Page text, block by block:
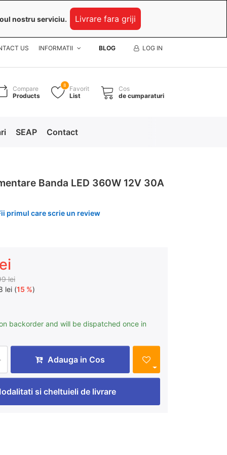
nostru serviciu. Livrare fara griji
US INFORMATII BLOG LOG IN
Compare
Products
8
Favorit
List
Cos
de cumparaturi
SEAP Contact
Banda LED 360W 12V 30A
primul care scrie un review
lei
lei (15 %)
backorder and will be dispatched once in
Adauga in Cos
si cheltuieli de livrare